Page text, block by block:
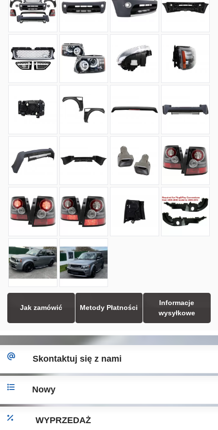
Jak zamówić Metody Płatności
Informacje
wysyłkowe
Skontaktuj się z nami
Nowy
WYPRZEDAŻ